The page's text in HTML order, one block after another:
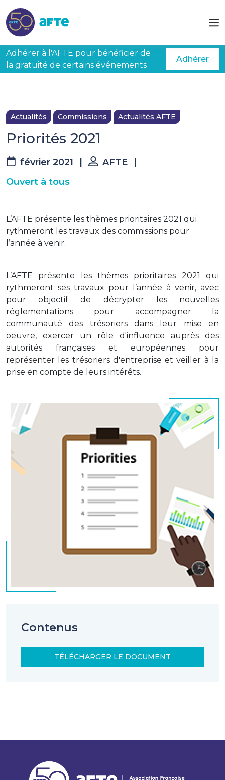
Adhérer à l'AFTE pour bénéficier de
la gratuité de certains événements
Adhérer
Actualités Commissions Actualités AFTE
Priorités 2021
février 2021 AFTE
Ouvert à tous
L’AFTE présente les thèmes prioritaires 2021 qui
rythmeront les travaux des commissions pour
l’année à venir.
L’AFTE présente les thèmes prioritaires 2021 qui
rythmeront ses travaux pour l’année à venir, avec
pour objectif de décrypter les nouvelles
réglementations pour accompagner la
communauté des trésoriers dans leur mise en
oeuvre, exercer un rôle d'influence auprès des
autorités françaises et européennes pour
représenter les trésoriers d'entreprise et veiller à la
prise en compte de leurs intérêts.
Contenus
TÉLÉCHARGER LE DOCUMENT